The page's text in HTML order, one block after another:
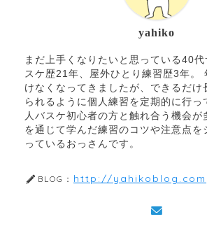
yahiko
まだ上手くなりたいと思っている40
スケ歴21年、屋外ひとり練習歴3年。
けなくなってきましたが、できるだけ
られるように個人練習を定期的に行っ
人バスケ初心者の方と触れ合う機会が
を通じて学んだ練習のコツや注意点を
っているおっさんです。
BLOG： http://yahikoblog.com